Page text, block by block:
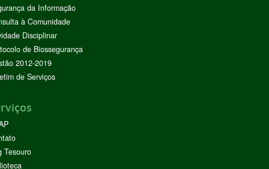
da Informação
à Comunidade
Disciplinar
de Biossegurança
2012-2019
de Serviços
Tesouro